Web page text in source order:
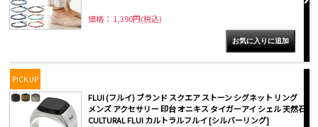
価格： 1,390円(税込)
PICK UP
FLUI (フルイ) ブランド スクエア ストーン シグネット リング
メンズ アクセサリー 印台 オニキス タイガーアイ シェル 天然石
CULTURAL FLUI カルトラルフルイ [シルバーリング]